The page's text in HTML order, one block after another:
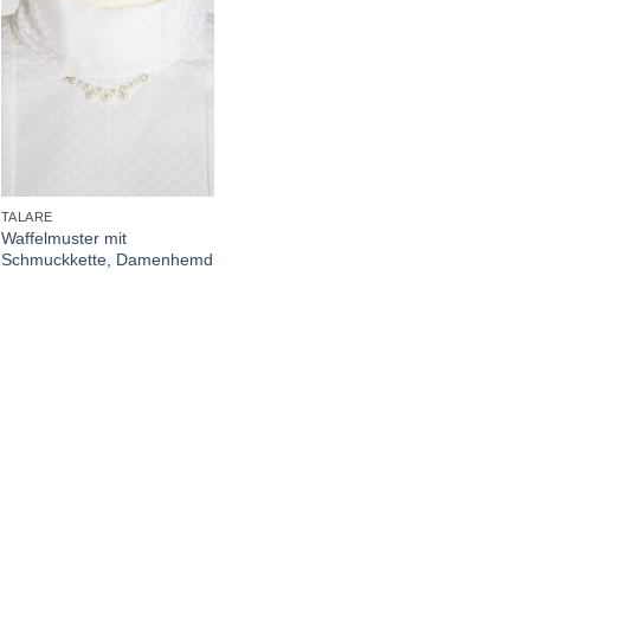
TALARE
Waffelmuster mit
Schmuckkette, Damenhemd